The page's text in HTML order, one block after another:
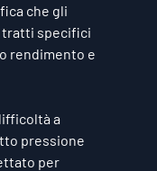
che gli
tratti specifici
rendimento e
a
pressione
per